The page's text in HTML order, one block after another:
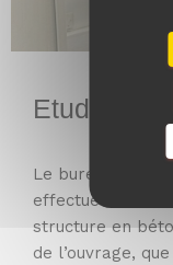
Etudes et
Le bureau
effectue les
structure en
de l’ouvrage,